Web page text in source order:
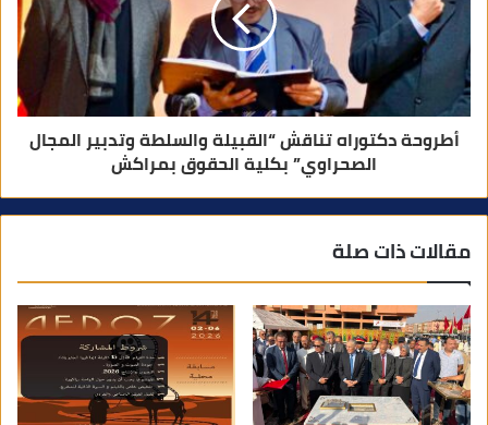
أطروحة دكتوراه تناقش “القبيلة والسلطة وتدبير المجال
الصحراوي” بكلية الحقوق بمراكش
مقالات ذات صلة